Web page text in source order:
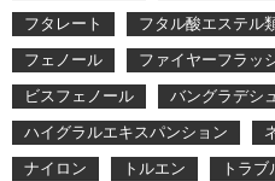
フタレート
フタル酸エステル
フェノール
ファイヤーフラッ
ビスフェノール
バングラデシ
ハイグラルエキスパンション
ナイロン
トルエン トラ